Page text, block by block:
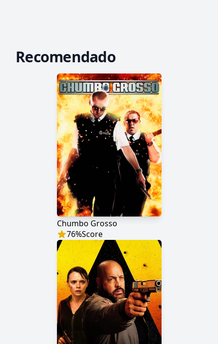
Recomendado
Chumbo Grosso
76%Score